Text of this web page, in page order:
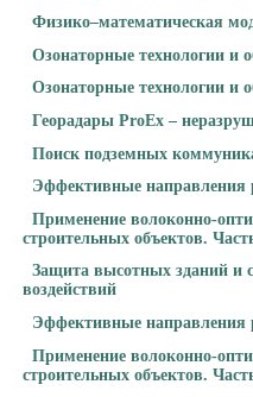
Физико–математическая
Озонаторные технологии и
Озонаторные технологии и
Георадары ProEx –
Поиск подземных
Эффективные направления
Применение волоконно-
строительных объектов.
Защита высотных зданий и
воздействий
Эффективные направления
Применение волоконно-
строительных объектов.